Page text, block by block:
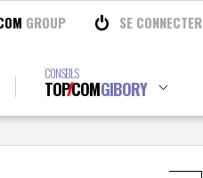
GROUP SE CONNECTER
CONSEILS
TOPCOMGIBORY